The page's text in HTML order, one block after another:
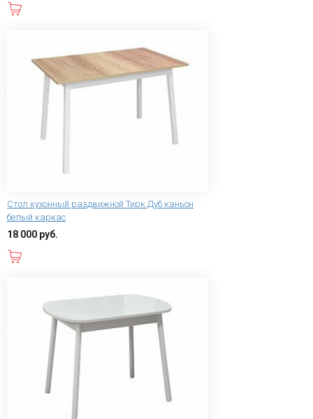
Стол кухонный раздвижной Тирк Дуб каньон
белый каркас
18 000 руб.